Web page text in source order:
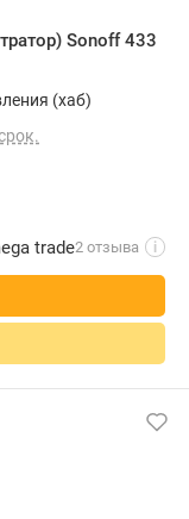
Sonoff 433
(хаб)
trade2 отзыва i